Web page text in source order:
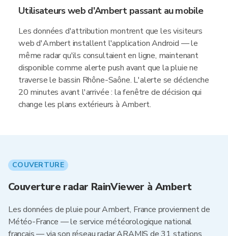
Utilisateurs web d'Ambert passant au mobile
Les données d'attribution montrent que les visiteurs
web d'Ambert installent l'application Android — le
même radar qu'ils consultaient en ligne, maintenant
disponible comme alerte push avant que la pluie ne
traverse le bassin Rhône-Saône. L'alerte se déclenche
20 minutes avant l'arrivée : la fenêtre de décision qui
change les plans extérieurs à Ambert.
COUVERTURE
Couverture radar RainViewer à Ambert
Les données de pluie pour Ambert, France proviennent de
Météo-France — le service météorologique national